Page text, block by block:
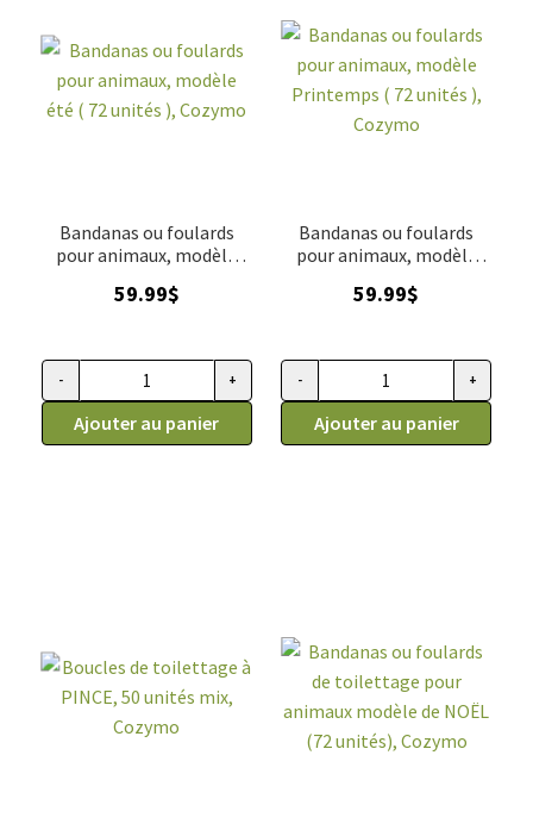
Bandanas ou foulards
pour animaux, modèle
59.99$
quantité de Bandanas ou foulards pour animaux, modèle été
- +
Ajouter au panier
Bandanas ou foulards
pour animaux, modèle
Cozymo
59.99$
quantité de Bandanas ou
- +
Ajouter au panier